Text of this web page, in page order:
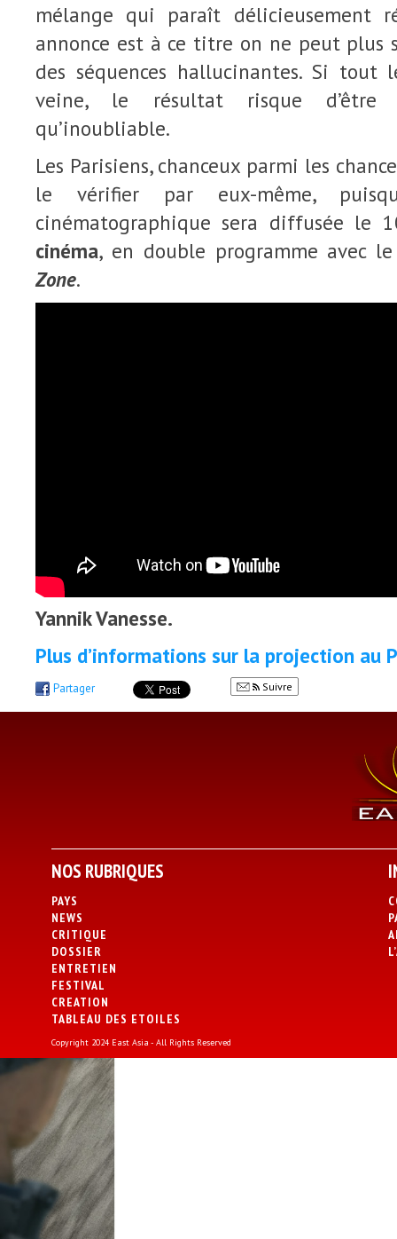
mélange qui paraît délicieusement
annonce est à ce titre on ne peut plus
des séquences hallucinantes. Si
veine, le résultat risque d’être
qu’inoubliable.
Les Parisiens, chanceux parmi les
le vérifier par eux-même,
cinématographique sera diffusée le
cinéma, en double programme avec
Zone.
Yannik Vanesse.
Plus d’informations sur la projection au
Partager Suivre
NOS RUBRIQUES
PAYS
NEWS
CRITIQUE
DOSSIER
ENTRETIEN
FESTIVAL
CREATION
TABLEAU DES ETOILES
Copyright 2024 East Asia - All Rights Reserved